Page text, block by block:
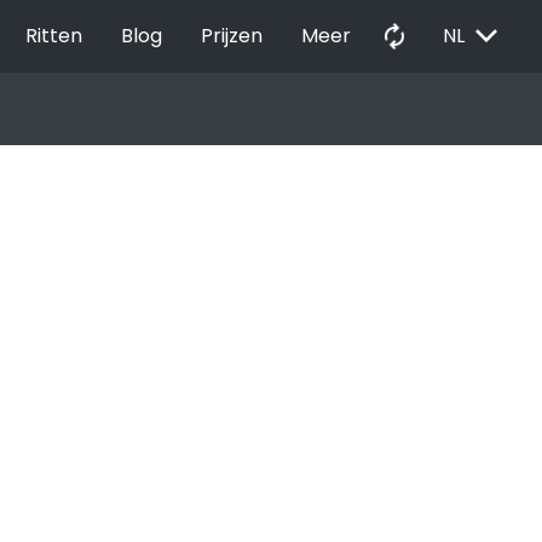
Ritten Blog Prijzen Meer autorenew NL EXPAND_MORE